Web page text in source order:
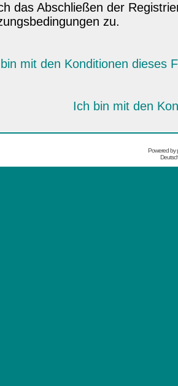
das Abschließen der
zu.
mit den Konditionen dieses
Ich bin mit den
Powered by